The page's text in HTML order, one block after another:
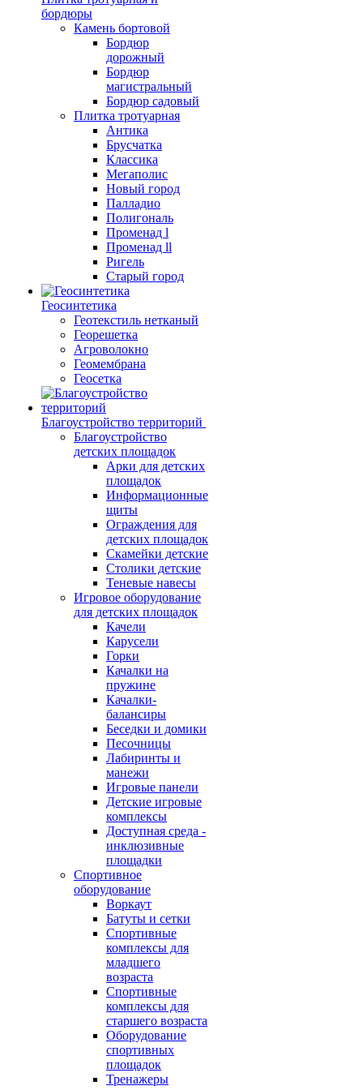
бордюры
Камень бортовой
Бордюр
дорожный
Бордюр
магистральный
Бордюр садовый
Плитка тротуарная
Антика
Брусчатка
Классика
Мегаполис
Новый город
Палладио
Полигональ
Променад l
Променад ll
Ригель
Старый город
Геосинтетика
Геотекстиль нетканый
Георешетка
Агроволокно
Геомембрана
Геосетка
Благоустройство территорий
Благоустройство
детских площадок
Арки для детских
площадок
Информационные
щиты
Ограждения для
детских площадок
Скамейки детские
Столики детские
Теневые навесы
Игровое оборудование
для детских площадок
Качели
Карусели
Горки
Качалки на
пружине
Качалки-
балансиры
Беседки и домики
Песочницы
Лабиринты и
манежи
Игровые панели
Детские игровые
комплексы
Доступная среда -
инклюзивные
площадки
Спортивное
оборудование
Воркаут
Батуты и сетки
Спортивные
комплексы для
младшего
возраста
Спортивные
комплексы для
старшего возраста
Оборудование
спортивных
площадок
Тренажеры